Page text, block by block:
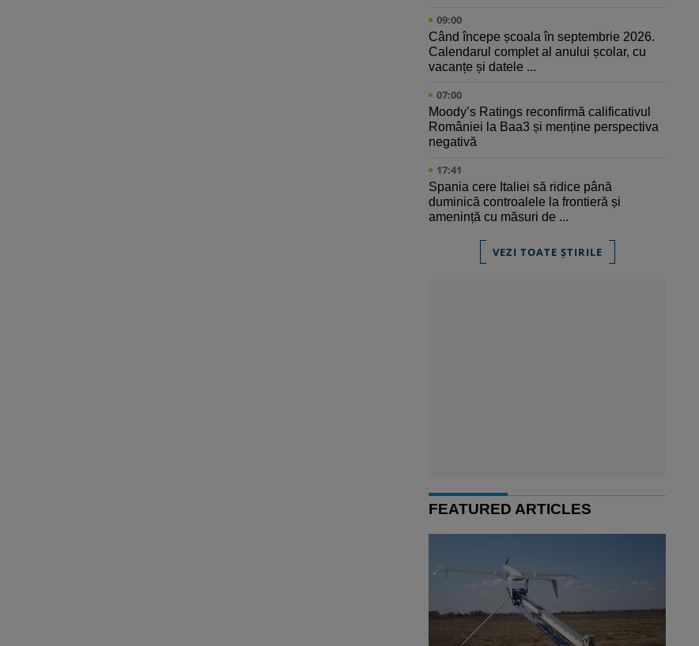
09:00
Când începe școala în septembrie 2026.
Calendarul complet al anului școlar, cu
vacanțe și datele ...
07:00
Moody’s Ratings reconfirmă calificativul
României la Baa3 și menține perspectiva
negativă
17:41
Spania cere Italiei să ridice până
duminică controalele la frontieră și
amenință cu măsuri de ...
VEZI TOATE ȘTIRILE
FEATURED ARTICLES